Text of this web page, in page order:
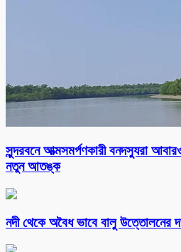
সুন্দরবনে আত্মসমর্পণকারী বনদস্যুরা
নতুন আতঙ্ক
নদী থেকে অবৈধ ভাবে বালু উত্তোলনের